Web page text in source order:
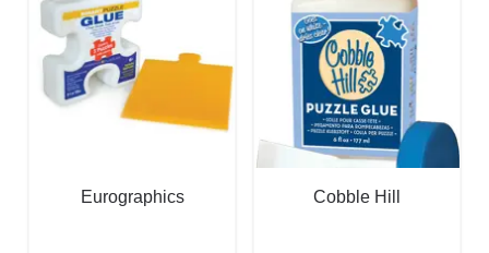
Eurographics Cobble Hill